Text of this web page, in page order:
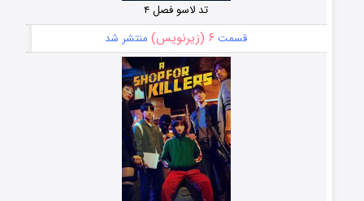
تد لاسو فصل ۴
قسمت ۶ (زیرنویس) منتشر شد